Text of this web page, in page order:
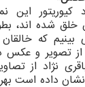
كیوریتور این
شده اند،
بینیم كه
تصویر و عكس
نژاد از
داده است